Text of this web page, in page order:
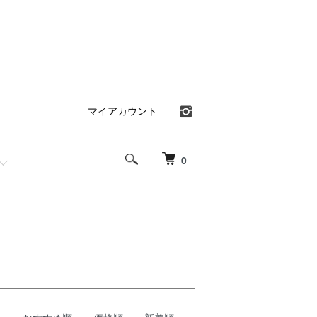
0
マイアカウント